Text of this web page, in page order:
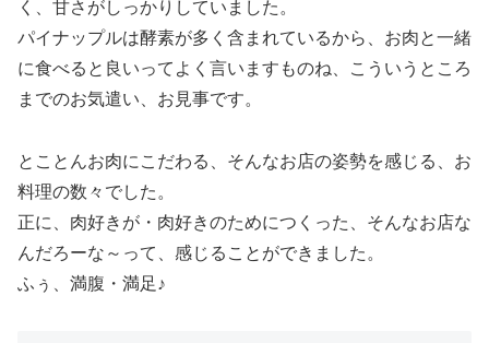
く、甘さがしっかりしていました。
パイナップルは酵素が多く含まれているから、お肉と一緒
に食べると良いってよく言いますものね、こういうところ
までのお気遣い、お見事です。
とことんお肉にこだわる、そんなお店の姿勢を感じる、お
料理の数々でした。
正に、肉好きが・肉好きのためにつくった、そんなお店な
んだろーな～って、感じることができました。
ふぅ、満腹・満足♪